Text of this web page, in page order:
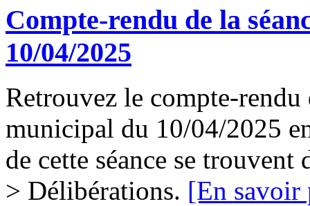
Compte-rendu de la
10/04/2025
Retrouvez le compte-rendu
municipal du 10/04/2025
de cette séance se
> Délibérations. [En savoir